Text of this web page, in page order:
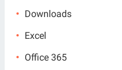
Downloads
Excel
Office 365